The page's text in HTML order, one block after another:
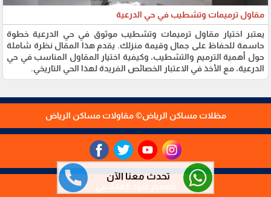
تحدث معنا الآن
مقاول ترميمات وتشطيب في حي الدرعية
يعتبر اختيار مقاول ترميمات وتشطيب موثوق في حي الدرعية خطوة
حاسمة للحفاظ على جمال وقيمة منزلك. يقدم هذا المقال نظرة شاملة
حول أهمية الترميم والتشطيب، وكيفية اختيار المقاول المناسب في حي
الدرعية، مع الأخذ في الاعتبار الخصائص الفريدة لهذا الحي التاريخي.
مظلات مساكن الرياض© مقاولات مساكن الرياض
تصميم عبود الهاشمي